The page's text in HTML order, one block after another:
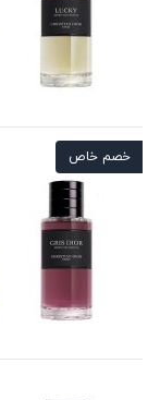
خصم خاص